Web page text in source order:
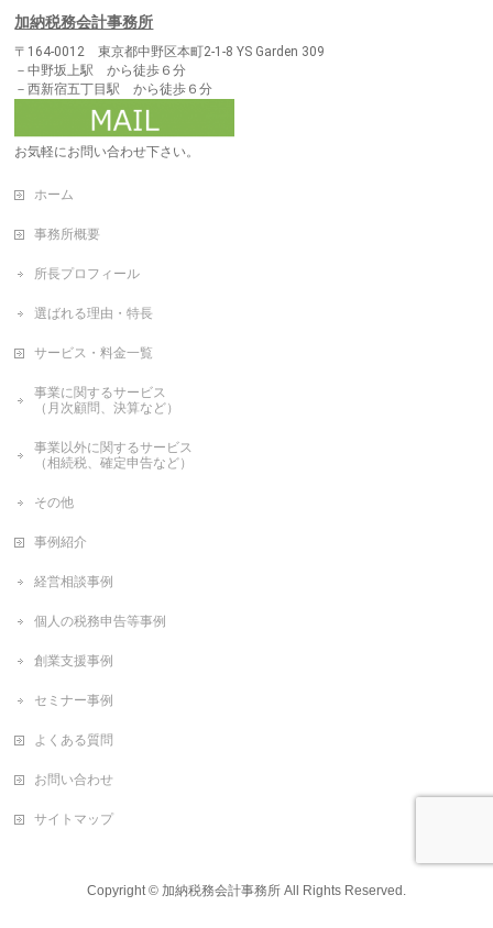
加納税務会計事務所
〒164-0012 東京都中野区本町2-1-8 YS Garden 309
－中野坂上駅 から徒歩６分
－西新宿五丁目駅 から徒歩６分
お気軽にお問い合わせ下さい。
ホーム
事務所概要
所長プロフィール
選ばれる理由・特長
サービス・料金一覧
事業に関するサービス
（月次顧問、決算など）
事業以外に関するサービス
（相続税、確定申告など）
その他
事例紹介
経営相談事例
個人の税務申告等事例
創業支援事例
セミナー事例
よくある質問
お問い合わせ
サイトマップ
Copyright © 加納税務会計事務所All Rights Reserved.